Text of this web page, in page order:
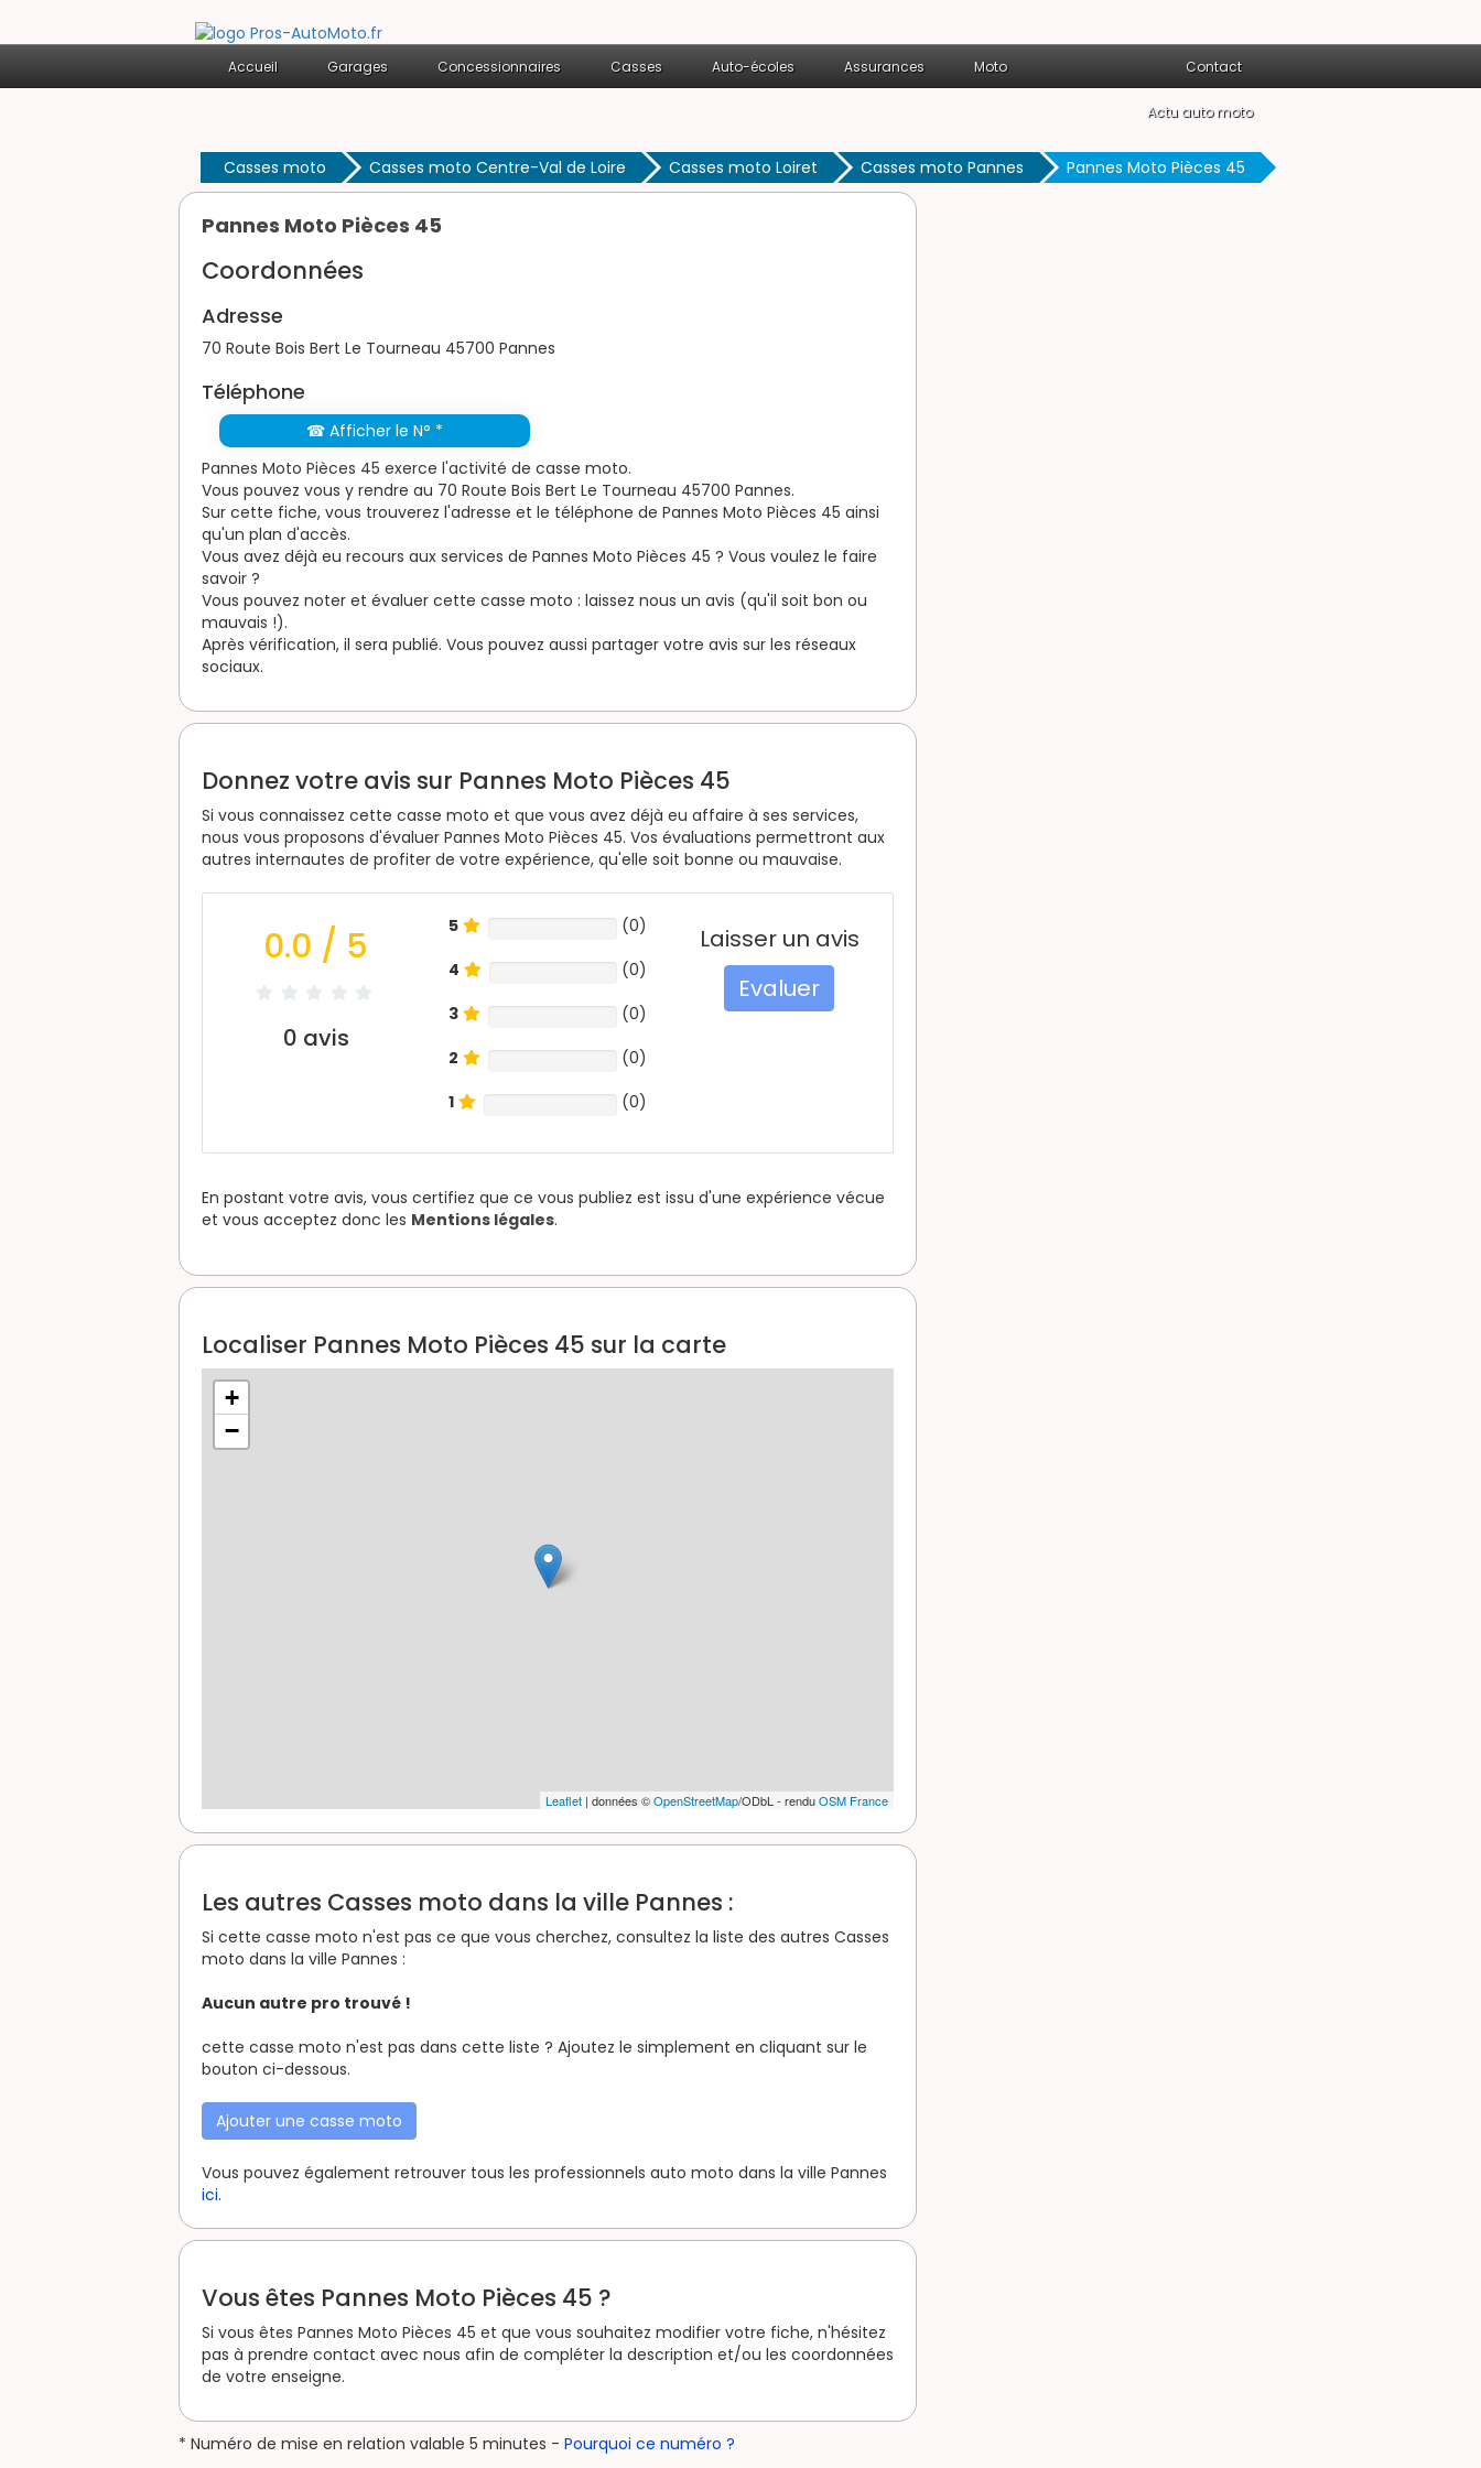
Accueil Garages Concessionnaires Casses Auto-écoles Assurances Moto Contact
Actu auto moto
Casses moto Casses moto Centre-Val de Loire Casses moto Loiret Casses moto Pannes Pannes Moto Pièces 45
Pannes Moto Pièces 45
Coordonnées
Adresse
70 Route Bois Bert Le Tourneau 45700 Pannes
Téléphone
☎ Afficher le N° *
Pannes Moto Pièces 45 exerce l'activité de casse moto.
Vous pouvez vous y rendre au 70 Route Bois Bert Le Tourneau 45700 Pannes.
Sur cette fiche, vous trouverez l'adresse et le téléphone de Pannes Moto Pièces 45 ainsi
qu'un plan d'accès.
Vous avez déjà eu recours aux services de Pannes Moto Pièces 45 ? Vous voulez le faire
savoir ?
Vous pouvez noter et évaluer cette casse moto : laissez nous un avis (qu'il soit bon ou
mauvais !).
Après vérification, il sera publié. Vous pouvez aussi partager votre avis sur les réseaux
sociaux.
Donnez votre avis sur Pannes Moto Pièces 45
Si vous connaissez cette casse moto et que vous avez déjà eu affaire à ses services,
nous vous proposons d'évaluer Pannes Moto Pièces 45. Vos évaluations permettront aux
autres internautes de profiter de votre expérience, qu'elle soit bonne ou mauvaise.
0.0 / 5
0 avis
5 (0)
4
(0)
3
(0)
2
(0)
1
(0)
Laisser un avis
Evaluer
En postant votre avis, vous certifiez que ce vous publiez est issu d'une expérience vécue
et vous acceptez donc les Mentions légales.
Localiser Pannes Moto Pièces 45 sur la carte
+
−
Leaflet | données ©OpenStreetMap/ODbL - renduOSM France
Les autres Casses moto dans la ville Pannes :
Si cette casse moto n'est pas ce que vous cherchez, consultez la liste des autres Casses
moto dans la ville Pannes :
Aucun autre pro trouvé !
cette casse moto n'est pas dans cette liste ? Ajoutez le simplement en cliquant sur le
bouton ci-dessous.
Ajouter une casse moto
Vous pouvez également retrouver tous les professionnels auto moto dans la ville Pannes
ici.
Vous êtes Pannes Moto Pièces 45 ?
Si vous êtes Pannes Moto Pièces 45 et que vous souhaitez modifier votre fiche, n'hésitez
pas à prendre contact avec nous afin de compléter la description et/ou les coordonnées
de votre enseigne.
* Numéro de mise en relation valable 5 minutes - Pourquoi ce numéro ?